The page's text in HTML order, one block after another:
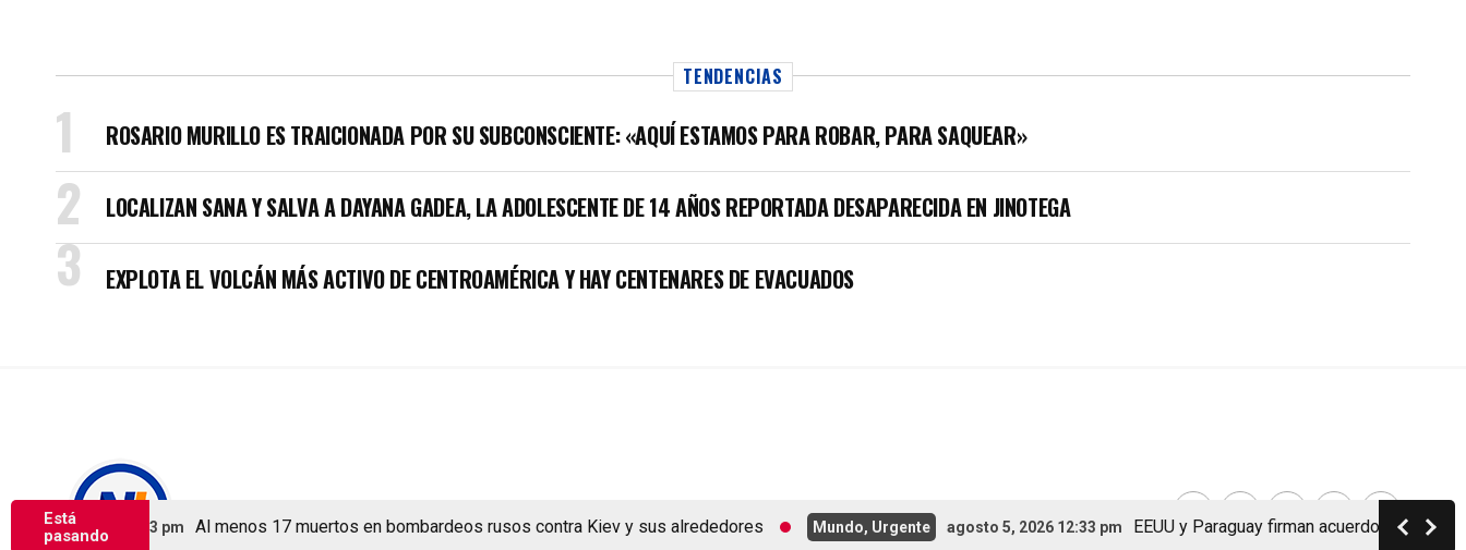
Está
pasando
5, 2026 2:53 pm Al menos 17 muertos en bombardeos rusos contra Kiev y sus alrededores Mundo, Urgente agosto 5, 2026 12:33 pm EEUU y Paraguay firman acuerdo de
TENDENCIAS
ROSARIO MURILLO ES TRAICIONADA POR SU SUBCONSCIENTE: «AQUÍ ESTAMOS PARA ROBAR, PARA SAQUEAR»
LOCALIZAN SANA Y SALVA A DAYANA GADEA, LA ADOLESCENTE DE 14 AÑOS REPORTADA DESAPARECIDA EN JINOTEGA
EXPLOTA EL VOLCÁN MÁS ACTIVO DE CENTROAMÉRICA Y HAY CENTENARES DE EVACUADOS